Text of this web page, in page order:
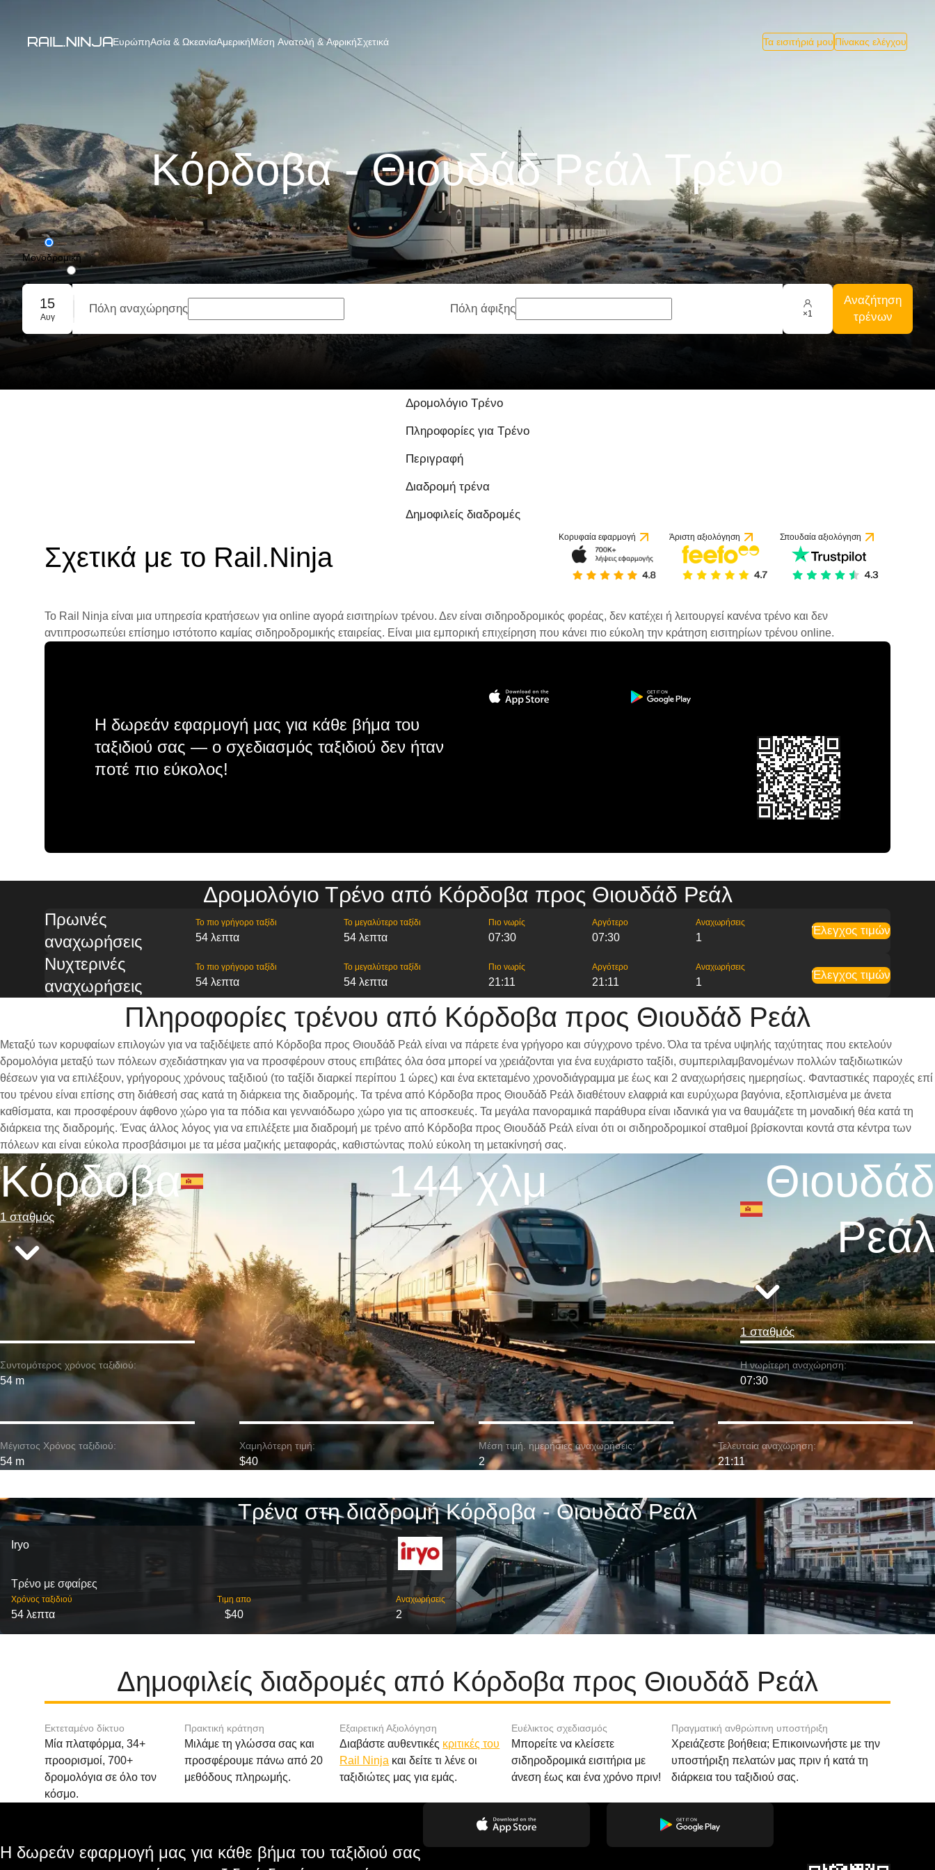
ΕυρώπηΑσία & ΩκεανίαΑμερικήΜέση Ανατολή & ΑφρικήΣχετικά Τα εισιτήριά μου Πίνακας ελέγχου
Κόρδοβα - Θιουδάδ Ρεάλ Tρένο
Μονοδρομική
Με επιστροφή
Ομαδική κράτηση
15
Αυγ
Πόλη αναχώρησης Πόλη άφιξης ×1
Αναζήτηση
τρένων
Δρομολόγιο Τρένο
Πληροφορίες για Τρένο
Περιγραφή
Διαδρομή τρένα
Δημοφιλείς διαδρομές
Σχετικά με το Rail.Ninja
Κορυφαία εφαρμογή Άριστη αξιολόγηση Σπουδαία αξιολόγηση
Το Rail Ninja είναι μια υπηρεσία κρατήσεων για online αγορά εισιτηρίων τρένου. Δεν είναι σιδηροδρομικός φορέας, δεν κατέχει ή λειτουργεί κανένα τρένο και δεν
αντιπροσωπεύει επίσημο ιστότοπο καμίας σιδηροδρομικής εταιρείας. Είναι μια εμπορική επιχείρηση που κάνει πιο εύκολη την κράτηση εισιτηρίων τρένου online.
Η δωρεάν εφαρμογή μας για κάθε βήμα του
ταξιδιού σας — ο σχεδιασμός ταξιδιού δεν ήταν
ποτέ πιο εύκολος!
Δρομολόγιο Τρένο από Κόρδοβα προς Θιουδάδ Ρεάλ
Πρωινές
αναχωρήσεις
Το πιο γρήγορο ταξίδι
54 λεπτα
Το μεγαλύτερο ταξίδι
54 λεπτα
Πιο νωρίς
07:30
Αργότερο
07:30
Αναχωρήσεις
1
Έλεγχος τιμών
Νυχτερινές
αναχωρήσεις
Το πιο γρήγορο ταξίδι
54 λεπτα
Το μεγαλύτερο ταξίδι
54 λεπτα
Πιο νωρίς
21:11
Αργότερο
21:11
Αναχωρήσεις
1
Έλεγχος τιμών
Πληροφορίες τρένου από Κόρδοβα προς Θιουδάδ Ρεάλ
Μεταξύ των κορυφαίων επιλογών για να ταξιδέψετε από Κόρδοβα προς Θιουδάδ Ρεάλ είναι να πάρετε ένα γρήγορο και σύγχρονο τρένο. Όλα τα τρένα υψηλής ταχύτητας που εκτελούν
δρομολόγια μεταξύ των πόλεων σχεδιάστηκαν για να προσφέρουν στους επιβάτες όλα όσα μπορεί να χρειάζονται για ένα ευχάριστο ταξίδι, συμπεριλαμβανομένων πολλών ταξιδιωτικών
θέσεων για να επιλέξουν, γρήγορους χρόνους ταξιδιού (το ταξίδι διαρκεί περίπου 1 ώρες) και ένα εκτεταμένο χρονοδιάγραμμα με έως και 2 αναχωρήσεις ημερησίως. Φανταστικές παροχές επί
του τρένου είναι επίσης στη διάθεσή σας κατά τη διάρκεια της διαδρομής. Τα τρένα από Κόρδοβα προς Θιουδάδ Ρεάλ διαθέτουν ελαφριά και ευρύχωρα βαγόνια, εξοπλισμένα με άνετα
καθίσματα, και προσφέρουν άφθονο χώρο για τα πόδια και γενναιόδωρο χώρο για τις αποσκευές. Τα μεγάλα πανοραμικά παράθυρα είναι ιδανικά για να θαυμάζετε τη μοναδική θέα κατά τη
διάρκεια της διαδρομής. Ένας άλλος λόγος για να επιλέξετε μια διαδρομή με τρένο από Κόρδοβα προς Θιουδάδ Ρεάλ είναι ότι οι σιδηροδρομικοί σταθμοί βρίσκονται κοντά στα κέντρα των
πόλεων και είναι εύκολα προσβάσιμοι με τα μέσα μαζικής μεταφοράς, καθιστώντας πολύ εύκολη τη μετακίνησή σας.
Κόρδοβα
1 σταθμός
144 χλμ
Θιουδάδ
Ρεάλ
1 σταθμός
Συντομότερος χρόνος ταξιδιού:
54 m
Η νωρίτερη αναχώρηση:
07:30
Μέγιστος Χρόνος ταξιδιού:
54 m
Χαμηλότερη τιμή:
$40
Μέση τιμή. ημερήσιες αναχωρήσεις:
2
Τελευταία αναχώρηση:
21:11
Τρένα στη διαδρομή Κόρδοβα - Θιουδάδ Ρεάλ
Iryo
Τρένο με σφαίρες
Χρόνος ταξιδιού
54 λεπτα
Τιμη απο
$40
Αναχωρήσεις
2
Δημοφιλείς διαδρομές από Κόρδοβα προς Θιουδάδ Ρεάλ
Εκτεταμένο δίκτυο
Μία πλατφόρμα, 34+
προορισμοί, 700+
δρομολόγια σε όλο τον
κόσμο.
Πρακτική κράτηση
Μιλάμε τη γλώσσα σας και
προσφέρουμε πάνω από 20
μεθόδους πληρωμής.
Εξαιρετική Αξιολόγηση
Διαβάστε αυθεντικές κριτικές του
Rail Ninja και δείτε τι λένε οι
ταξιδιώτες μας για εμάς.
Ευέλικτος σχεδιασμός
Μπορείτε να κλείσετε
σιδηροδρομικά εισιτήρια με
άνεση έως και ένα χρόνο πριν!
Πραγματική ανθρώπινη υποστήριξη
Χρειάζεστε βοήθεια; Επικοινωνήστε με την
υποστήριξη πελατών μας πριν ή κατά τη
διάρκεια του ταξιδιού σας.
Η δωρεάν εφαρμογή μας για κάθε βήμα του ταξιδιού σας